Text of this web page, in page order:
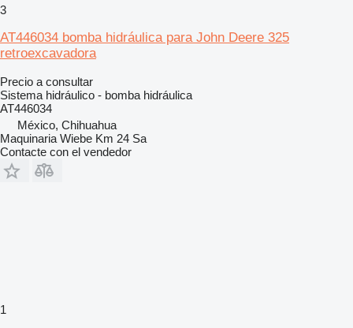
3
AT446034 bomba hidráulica para John Deere 325
retroexcavadora
Precio a consultar
Sistema hidráulico - bomba hidráulica
AT446034
México, Chihuahua
Maquinaria Wiebe Km 24 Sa
Contacte con el vendedor
1